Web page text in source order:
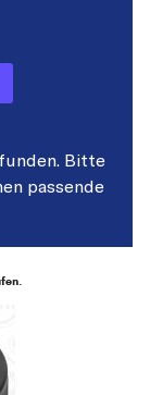
Bitte
passende